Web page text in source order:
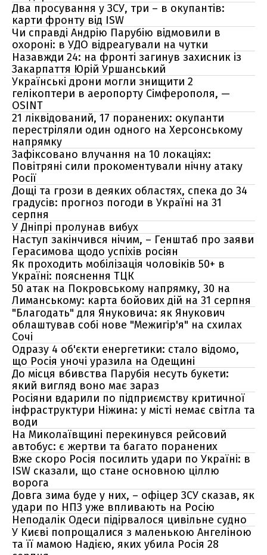
Два просування у ЗСУ, три – в окупантів:
карти фронту від ISW
Чи справді Андрію Парубію відмовили в
охороні: в УДО відреагували на чутки
Назавжди 24: на фронті загинув захисник із
Закарпаття Юрій Уршанський
Українські дрони могли знищити 2
гелікоптери в аеропорту Сімферополя, —
OSINT
21 ліквідований, 17 поранених: окупанти
перестріляли один одного на Херсонському
напрямку
Зафіксовано влучання на 10 локаціях:
Повітряні сили прокоментували нічну атаку
Росії
Дощі та грози в деяких областях, спека до 34
градусів: прогноз погоди в Україні на 31
серпня
У Дніпрі пролунав вибух
Наступ закінчився нічим, – Генштаб про заяви
Герасимова щодо успіхів росіян
Як проходить мобілізація чоловіків 50+ в
Україні: пояснення ТЦК
50 атак на Покровському напрямку, 30 на
Лиманському: карта бойових дій на 31 серпня
"Благодать" для Януковича: як Янукович
облаштував собі нове "Межигір'я" на схилах
Сочі
Одразу 4 об'єкти енергетики: стало відомо,
що Росія уночі уразила на Одещині
До місця вбивства Парубія несуть букети:
який вигляд воно має зараз
Росіяни вдарили по підприємству критичної
інфраструктури Ніжина: у місті немає світла та
води
На Миколаївщині перекинувся рейсовий
автобус: є жертви та багато поранених
Вже скоро Росія посилить удари по Україні: в
ISW сказали, що стане основною ціллю
ворога
Довга зима буде у них, – офіцер ЗСУ сказав, як
удари по НПЗ уже впливають на Росію
Неподалік Одеси підірвалося цивільне судно
У Києві попрощалися з маленькою Ангеліною
та її мамою Надією, яких убила Росія 28